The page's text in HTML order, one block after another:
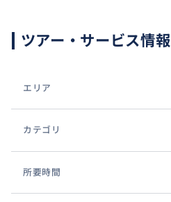
ツアー・サービス情報
エリア
カテゴリ
所要時間